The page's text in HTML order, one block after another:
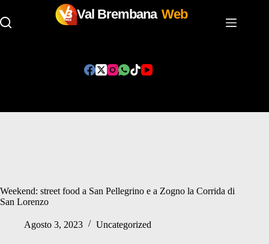
Val Brembana Web
Weekend: street food a San Pellegrino e a Zogno la Corrida di
San Lorenzo
Agosto 3, 2023 Uncategorized